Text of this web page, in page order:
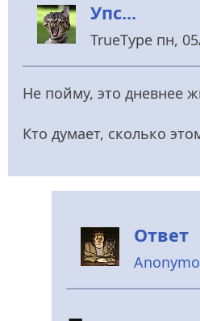
Упс...
TrueType пн,
Не пойму, это дневнее
Кто думает, сколько
Ответ
У